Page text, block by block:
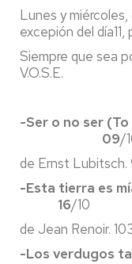
Lunes y
excepión del
Siempre que sea
V.O.S.E.
-Ser o no ser
09
de Ernst Lubitsch.
-Esta tierra es
16/
de Jean Renoir.
-Los verdugos